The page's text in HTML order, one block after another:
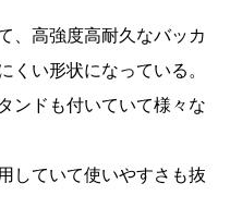
、高強度高耐久なバッカ
い形状になっている。
ンドも付いていて様々な
していて使いやすさも抜